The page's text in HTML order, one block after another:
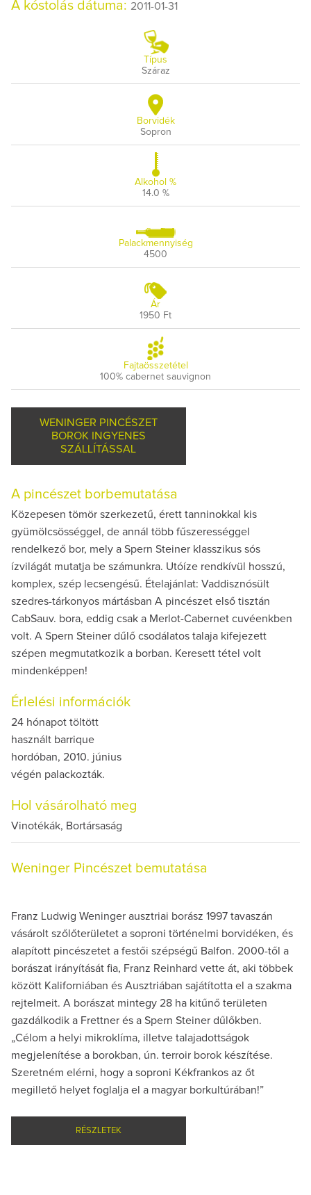
A kóstolás dátuma: 2011-01-31
Típus
Száraz
Borvidék
Sopron
Alkohol %
14.0 %
Palackmennyiség
4500
Ár
1950 Ft
Fajtaösszetétel
100% cabernet sauvignon
WENINGER PINCÉSZET
BOROK INGYENES
SZÁLLÍTÁSSAL
A pincészet borbemutatása
Közepesen tömör szerkezetű, érett tanninokkal kis
gyümölcsösséggel, de annál több fűszerességgel
rendelkező bor, mely a Spern Steiner klasszikus sós
ízvilágát mutatja be számunkra. Utóíze rendkívül hosszú,
komplex, szép lecsengésű. Ételajánlat: Vaddisznósült
szedres-tárkonyos mártásban A pincészet első tisztán
CabSauv. bora, eddig csak a Merlot-Cabernet cuvéenkben
volt. A Spern Steiner dűlő csodálatos talaja kifejezett
szépen megmutatkozik a borban. Keresett tétel volt
mindenképpen!
Érlelési információk
24 hónapot töltött
használt barrique
hordóban, 2010. június
végén palackozták.
Hol vásárolható meg
Vinotékák, Bortársaság
Weninger Pincészet bemutatása
Franz Ludwig Weninger ausztriai borász 1997 tavaszán
vásárolt szőlőterületet a soproni történelmi borvidéken, és
alapított pincészetet a festői szépségű Balfon. 2000-től a
borászat irányítását fia, Franz Reinhard vette át, aki többek
között Kaliforniában és Ausztriában sajátította el a szakma
rejtelmeit. A borászat mintegy 28 ha kitűnő területen
gazdálkodik a Frettner és a Spern Steiner dűlőkben.
„Célom a helyi mikroklíma, illetve talajadottságok
megjelenítése a borokban, ún. terroir borok készítése.
Szeretném elérni, hogy a soproni Kékfrankos az őt
megillető helyet foglalja el a magyar borkultúrában!”
RÉSZLETEK